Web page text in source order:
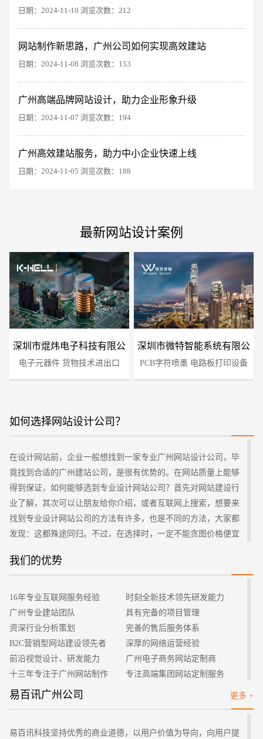
日期：2024-11-10 浏览次数：212
网站制作新思路，广州公司如何实现高效建站
日期：2024-11-08 浏览次数：153
广州高端品牌网站设计，助力企业形象升级
日期：2024-11-07 浏览次数：194
广州高效建站服务，助力中小企业快速上线
日期：2024-11-05 浏览次数：188
最新网站设计案例
深圳市焜炜电子科技有限公
司
电子元器件 货物技术进出口
深圳市微特智能系统有限公
司
PCB字符喷墨 电路板打印设备
如何选择网站设计公司？
在设计网站前，企业一般想找到一家专业广州网站设计公司，毕
竟找到合适的广州建站公司，是很有优势的。在网站质量上能够
得到保证，如何能够选到专业设计网站公司？首先对网站建设行
业了解，其次可以让朋友给你介绍，或者互联网上搜索，想要来
找到专业设计网站公司的方法有许多，也是不同的方法，大家都
发现：这都殊途同归。不过，在选择时，一定不能贪图价格便宜
于网站建设行业，无论案例，还有公司团队都是很专业的，建议
我们的优势
16年专业互联网服务经验
广州专业建站团队
资深行业分析策划
B2C营销型网站建设领先者
前沿视觉设计、研发能力
十三年专注于广州网站制作
客户的满意是我们唯一的宗旨
时刻全新技术领先研发能力
具有完备的项目管理
完善的售后服务体系
深厚的网络运营经验
广州电子商务网站定制商
专注高端集团网站定制服务
更多 +
易百讯广州公司
易百讯科技坚持优秀的商业道德，以用户价值为导向，向用户提
您的预算 1万-3万 3万-5万 5万-8万